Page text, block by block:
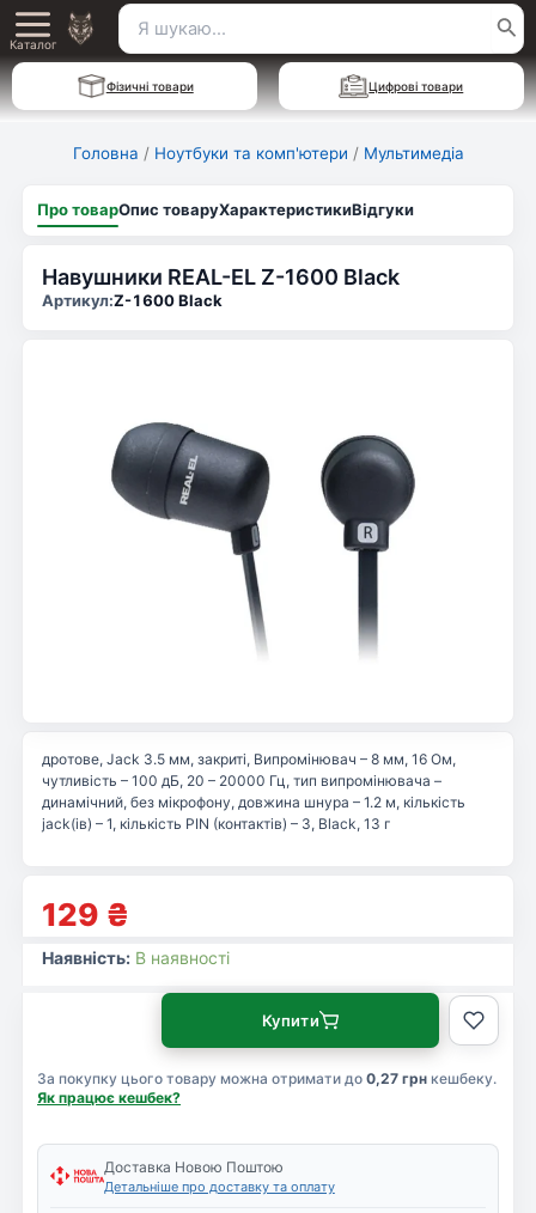
Перейти
до
вмісту
Main
Menu
Каталог
Пошук
для:
Фізичні товари Цифрові товари
Головна / Ноутбуки та комп'ютери / Мультимедіа
Про товарОпис товаруХарактеристикиВідгуки
Навушники REAL-EL Z-1600 Black
Артикул:Z-1600 Black
129 ₴
дротове, Jack 3.5 мм, закриті, Випромінювач – 8 мм, 16 Ом,
чутливість – 100 дБ, 20 – 20000 Гц, тип випромінювача –
динамічний, без мікрофону, довжина шнура – 1.2 м, кількість
jack(ів) – 1, кількість PIN (контактів) – 3, Black, 13 г
Наявність: В наявності
За покупку цього товару можна отримати до 0,27 грн кешбеку.
Як працює кешбек?
Купити
Доставка Новою Поштою
Детальніше про доставку та оплату